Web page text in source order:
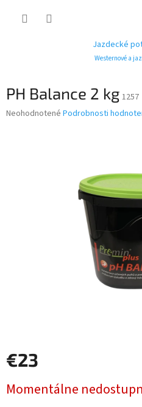
Jazdecké
Westernové a
PH Balance 2 kg 1257
Priemerné
Neohodnotené Podrobnosti
€23
cena:
Momentálne